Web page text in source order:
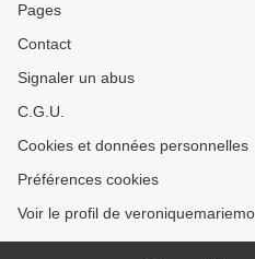
Pages
Contact
Signaler un abus
C.G.U.
Cookies et données personnelles
Préférences cookies
Voir le profil de